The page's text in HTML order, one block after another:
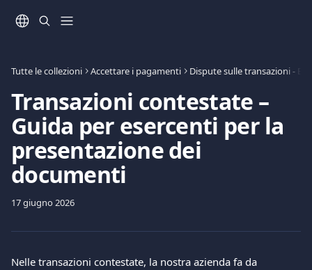
Tutte le collezioni Accettare i pagamenti Dispute sulle transazioni -
Transazioni contestate –
Guida per esercenti per la
presentazione dei
documenti
17 giugno 2026
Nelle transazioni contestate, la nostra azienda fa da